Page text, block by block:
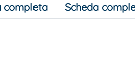
completa Scheda